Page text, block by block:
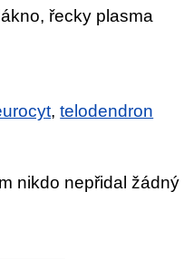
řecky plasma
,telodendron
nikdo nepřidal žádný